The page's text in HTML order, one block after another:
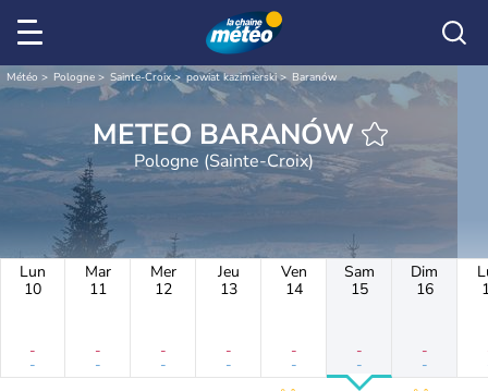
Météo Pologne Sainte-Croix powiat kazimierski Baranów
METEO BARANÓW
Pologne (Sainte-Croix)
Lun
10
-
-
Mar
11
-
-
Mer
12
-
-
Jeu
13
-
-
Ven
14
-
-
Sam
15
-
-
Dim
16
-
-